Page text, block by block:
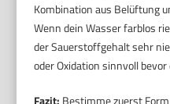
Kombination aus Belüftung
Wenn dein Wasser farblos
der Sauerstoffgehalt sehr
oder Oxidation sinnvoll
Fazit: Bestimme zuerst